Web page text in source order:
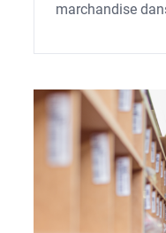
marchandise